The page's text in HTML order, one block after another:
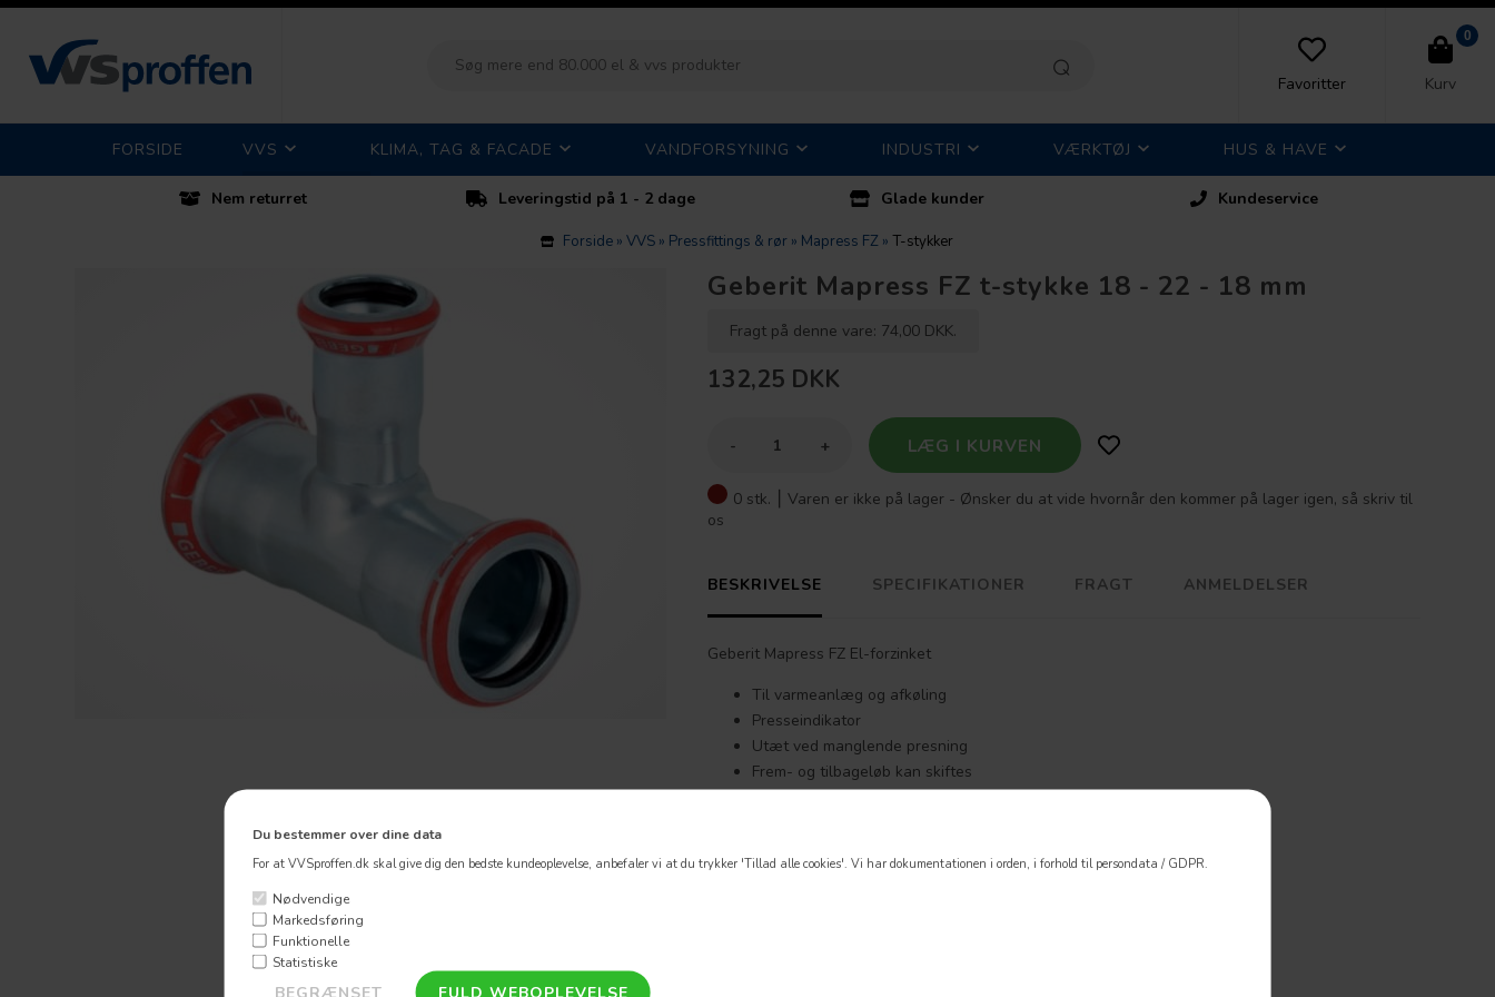
Du bestemmer over dine data
For at VVSproffen.dk skal give dig den bedste kundeoplevelse, anbefaler vi at du trykker 'Tillad alle cookies'. Vi har dokumentationen i orden, i forhold til persondata / GDPR.
Nødvendige
Markedsføring
Funktionelle
Statistiske
Favoritter
0
Kurv
FORSIDE VVS KLIMA, TAG & FACADE VANDFORSYNING INDUSTRI VÆRKTØJ HUS & HAVE
Nem returret Leveringstid på 1 - 2 dage Glade kunder Kundeservice
Forside »VVS » Pressfittings & rør » Mapress FZ »T-stykker
Geberit Mapress FZ t-stykke 18 - 22 - 18 mm
Fragt på denne vare: 74,00 DKK.
132,25 DKK
- +
0 stk. ⎮ Varen er ikke på lager - Ønsker du at vide hvornår den kommer på lager igen, så skriv til
os
BESKRIVELSE SPECIFIKATIONER FRAGT ANMELDELSER
Geberit Mapress FZ El-forzinket
Til varmeanlæg og afkøling
Presseindikator
Utæt ved manglende presning
Frem- og tilbageløb kan skiftes
Udvendigt forzinket
Materiale Stål ulegeret 1